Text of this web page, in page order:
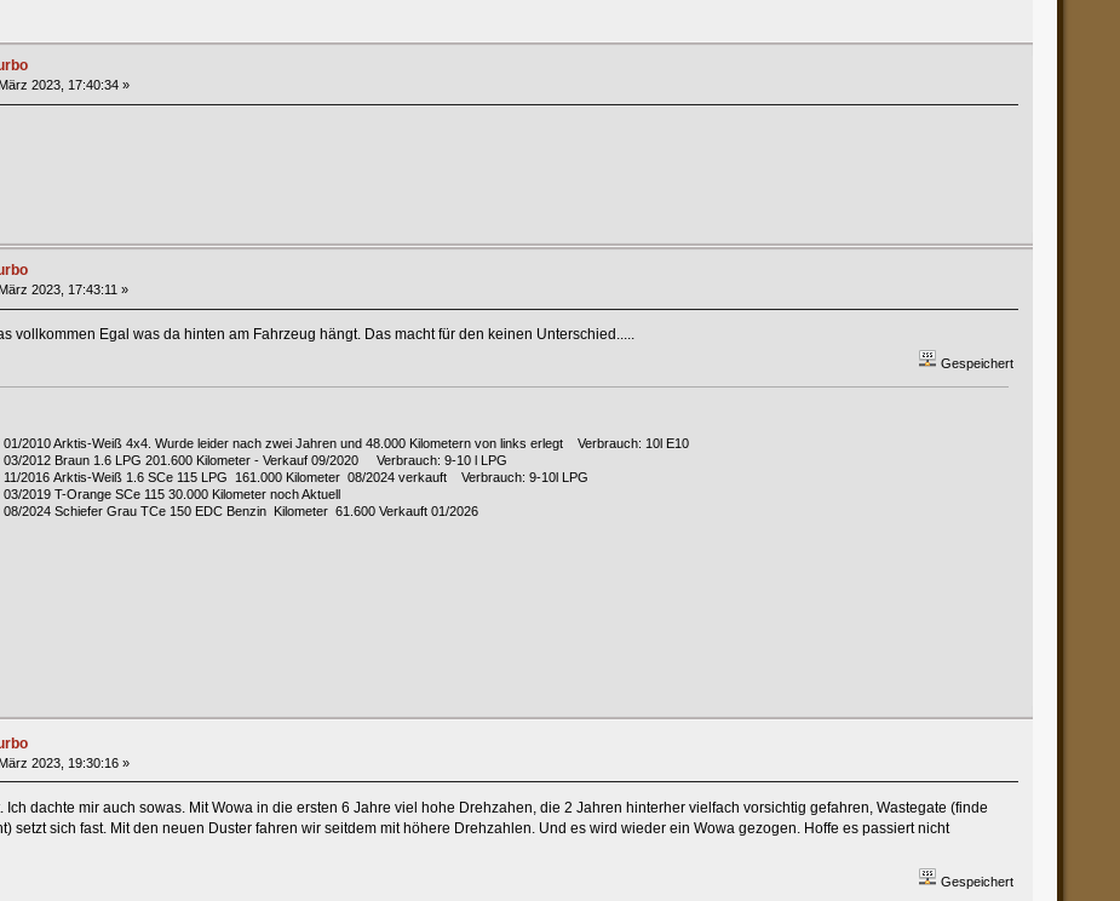
2023, 17:40:34 »
2023, 17:43:11 »
vollkommen Egal was da hinten am Fahrzeug hängt. Das macht für den keinen Unterschied.....
Gespeichert
2010 Arktis-Weiß 4x4. Wurde leider nach zwei Jahren und 48.000 Kilometern von links erlegt Verbrauch: 10l E10
03/2012 Braun 1.6 LPG 201.600 Kilometer - Verkauf 09/2020 Verbrauch: 9-10 l LPG
11/2016 Arktis-Weiß 1.6 SCe 115 LPG 161.000 Kilometer 08/2024 verkauft Verbrauch: 9-10l LPG
2019 T-Orange SCe 115 30.000 Kilometer noch Aktuell
2024 Schiefer Grau TCe 150 EDC Benzin Kilometer 61.600 Verkauft 01/2026
2023, 19:30:16 »
Ich dachte mir auch sowas. Mit Wowa in die ersten 6 Jahre viel hohe Drehzahen, die 2 Jahren hinterher vielfach vorsichtig gefahren, Wastegate (finde
setzt sich fast. Mit den neuen Duster fahren wir seitdem mit höhere Drehzahlen. Und es wird wieder ein Wowa gezogen. Hoffe es passiert nicht
Gespeichert